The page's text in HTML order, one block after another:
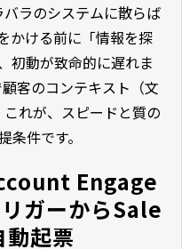
ラのシステムに散らば
かける前に「情報を探
初動が致命的に遅れま
客のコンテキスト（文
れが、スピードと質の
条件です。
Engage
ガーからSale
起票